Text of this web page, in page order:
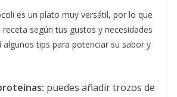
es un plato muy versátil, por lo que
según tus gustos y necesidades
algunos tips para potenciar su sabor y
puedes añadir trozos de